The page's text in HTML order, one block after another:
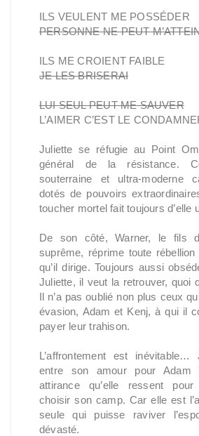
ILS VEULENT ME POSSÉDER
PERSONNE NE PEUT
ILS ME CROIENT FAIBLE
JE LES BRISERAI
LUI SEUL PEUT ME SAUVER
L’AIMER C’EST LE
Juliette se réfugie au Point
général de la résistance.
souterraine et ultra-moderne
dotés de pouvoirs
toucher mortel fait toujours d’elle
De son côté, Warner, le fils
suprême, réprime toute
qu’il dirige. Toujours aussi
Juliette, il veut la retrouver, quoi
Il n’a pas oublié non plus ceux
évasion, Adam et Kenj, à qui il
payer leur trahison.
L’affrontement est inévitable…
entre son amour pour Adam
attirance qu’elle ressent
choisir son camp. Car elle est
seule qui puisse raviver
dévasté.